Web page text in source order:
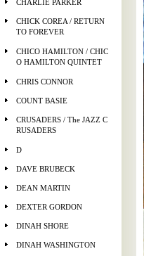
CHARLIE PARKER
CHICK COREA / RETURN
TO FOREVER
CHICO HAMILTON / CHIC
O HAMILTON QUINTET
CHRIS CONNOR
COUNT BASIE
CRUSADERS / The JAZZ C
RUSADERS
D
DAVE BRUBECK
DEAN MARTIN
DEXTER GORDON
DINAH SHORE
DINAH WASHINGTON